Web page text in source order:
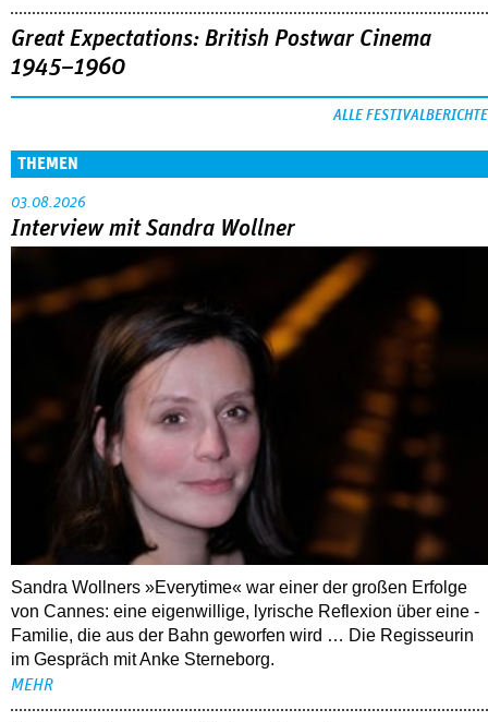
Great Expectations: British Postwar Cinema
1945–1960
ALLE FESTIVALBERICHTE
THEMEN
03.08.2026
Interview mit Sandra Wollner
Sandra Wollners »Everytime« war einer der großen Erfolge
von Cannes: eine eigenwillige, lyrische Reflexion über eine ­
Familie, die aus der Bahn geworfen wird … Die Regisseurin
im Gespräch mit Anke Sterneborg.
MEHR